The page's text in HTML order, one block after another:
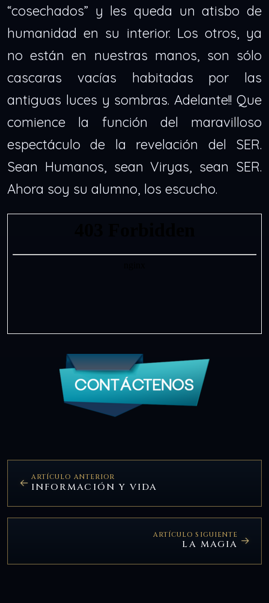
“cosechados” y les queda un atisbo de
humanidad en su interior. Los otros, ya
no están en nuestras manos, son sólo
cascaras vacías habitadas por las
antiguas luces y sombras. Adelante!! Que
comience la función del maravilloso
espectáculo de la revelación del SER.
Sean Humanos, sean Viryas, sean SER.
Ahora soy su alumno, los escucho.
ARTÍCULO ANTERIOR
INFORMACIÓN Y VIDA
ARTÍCULO SIGUIENTE
LA MAGIA